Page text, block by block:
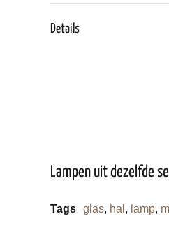
Details
Lampen uit dezelfde
Tags glas, hal , lamp,